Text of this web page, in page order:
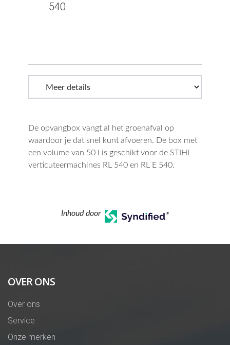
540
De opvangbox vangt al het groenafval op
waardoor je dat snel kunt afvoeren. De box met
een volume van 50 l is geschikt voor de STIHL
verticuteermachines RL 540 en RL E 540.
Inhoud door
OVER ONS
Over ons
Service
Onze merken